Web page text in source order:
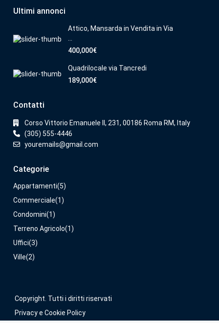
Ultimi annonci
Attico, Mansarda in Vendita in Via
400,000€
Quadrilocale via Tancredi
189,000€
Contatti
Corso Vittorio Emanuele II, 231, 00186 Roma RM, Italy
(305) 555-4446
youremails@gmail.com
Categorie
Appartamenti(5)
Commerciale(1)
Condomini(1)
Terreno Agricolo(1)
Uffici(3)
Ville(2)
Copyright. Tutti i diritti riservati
Privacy e Cookie Policy